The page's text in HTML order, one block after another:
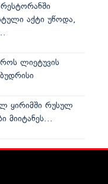
რესტორანში
აქტი უწოდა,
ლიეტუვის
ყირიმში რუსულ
მიიტანეს...